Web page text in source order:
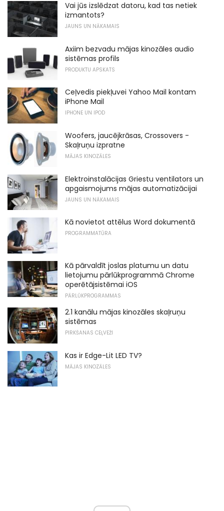
Vai jūs izslēdzat datoru, kad tas netiek
izmantots?
JAUNS UN NĀKAMAIS
Axiim bezvadu mājas kinozāles audio
sistēmas profils
PRODUKTU APSKATS
Ceļvedis piekļuvei Yahoo Mail kontam
iPhone Mail
IPHONE UN IPOD
Woofers, jaucējkrāsas, Crossovers -
Skaļruņu izpratne
MĀJAS KINOZĀLES
Elektroinstalācijas Griestu ventilators un
apgaismojums mājas automatizācijai
JAUNS UN NĀKAMAIS
Kā novietot attēlus Word dokumentā
PROGRAMMATŪRA
Kā pārvaldīt joslas platumu un datu
lietojumu pārlūkprogrammā Chrome
operētājsistēmai iOS
PĀRLŪKPROGRAMMAS
2.1 kanālu mājas kinozāles skaļruņu
sistēmas
PIRKŠANAS CEĻVEŽI
Kas ir Edge-Lit LED TV?
MĀJAS KINOZĀLES